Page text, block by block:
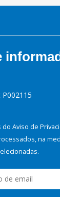
Aviso de
na